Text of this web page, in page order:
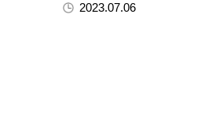
2023.07.06